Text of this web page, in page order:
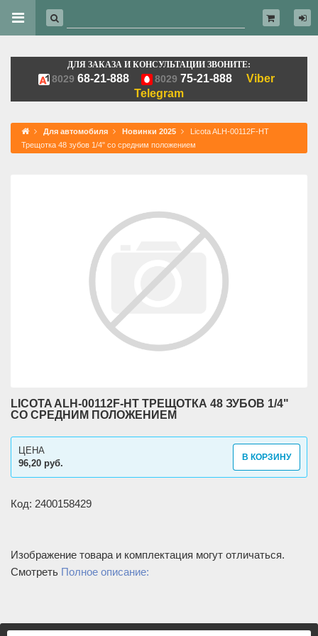
ДЛЯ ЗАКАЗА И КОНСУЛЬТАЦИИ ЗВОНИТЕ:
8029 68-21-888 8029 75-21-888
Viber
Telegram
Для автомобиля Новинки 2025
Licota ALH-00112F-HT
Трещотка 48 зубов 1/4" со средним положением
LICOTA ALH-00112F-HT ТРЕЩОТКА 48 ЗУБОВ 1/4"
СО СРЕДНИМ ПОЛОЖЕНИЕМ
96,20 руб.
ЦЕНА
В КОРЗИНУ
Код: 2400158429
Изображение товара и комплектация могут отличаться.
Смотреть Полное описание: